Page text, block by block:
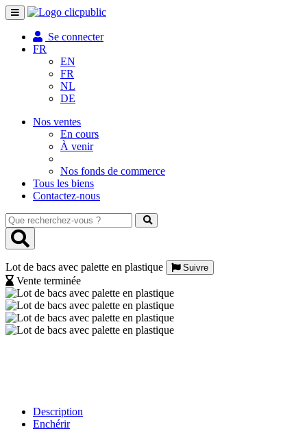
Toggle
navigation
Se connecter
FR
EN
FR
NL
DE
Nos ventes
En cours
À venir
Nos fonds de commerce
Tous les biens
Contactez-nous
Que
recherchez-
vous
Lot de bacs avec palette en plastique
Suivre
Vente terminée
Description
Enchérir